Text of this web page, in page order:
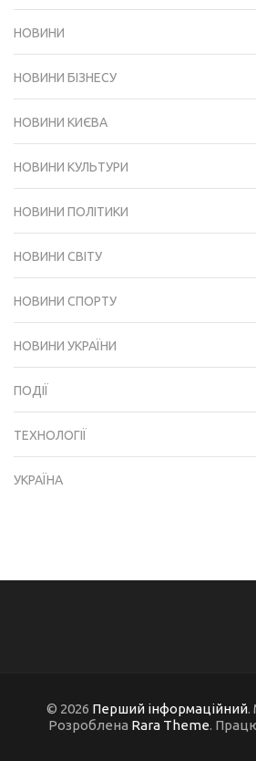
НОВИНИ
НОВИНИ БІЗНЕСУ
НОВИНИ КИЄВА
НОВИНИ КУЛЬТУРИ
НОВИНИ ПОЛІТИКИ
НОВИНИ СВІТУ
НОВИНИ СПОРТУ
НОВИНИ УКРАЇНИ
ПОДІЇ
ТЕХНОЛОГІЇ
УКРАЇНА
© 2026 Перший інформаційний.
Розроблена Rara Theme.